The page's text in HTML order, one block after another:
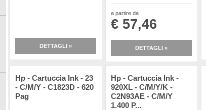
DETTAGLI »
a partire da
€ 57,46
DETTAGLI »
Hp - Cartuccia Ink - 23
- C/M/Y - C1823D - 620
Pag
Hp - Cartuccia Ink -
920XL - C/M/Y/K -
C2N93AE - C/M/Y
1.400 P...